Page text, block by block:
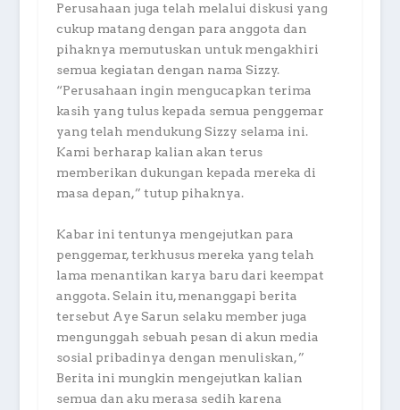
Perusahaan juga telah melalui diskusi yang
cukup matang dengan para anggota dan
pihaknya memutuskan untuk mengakhiri
semua kegiatan dengan nama Sizzy.
“Perusahaan ingin mengucapkan terima
kasih yang tulus kepada semua penggemar
yang telah mendukung Sizzy selama ini.
Kami berharap kalian akan terus
memberikan dukungan kepada mereka di
masa depan,” tutup pihaknya.
Kabar ini tentunya mengejutkan para
penggemar, terkhusus mereka yang telah
lama menantikan karya baru dari keempat
anggota. Selain itu, menanggapi berita
tersebut Aye Sarun selaku member juga
mengunggah sebuah pesan di akun media
sosial pribadinya dengan menuliskan, ”
Berita ini mungkin mengejutkan kalian
semua dan aku merasa sedih karena